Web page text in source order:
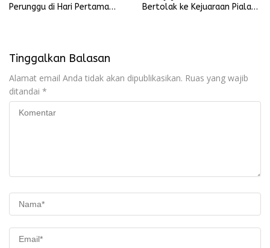
Perunggu di Hari Pertama
Bertolak ke Kejuaraan Piala
Tinggalkan Balasan
Alamat email Anda tidak akan dipublikasikan. Ruas yang wajib
ditandai *